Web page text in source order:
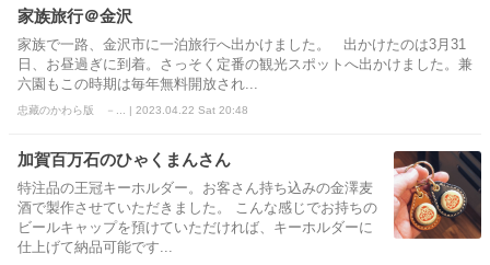
家族旅行＠金沢
家族で一路、金沢市に一泊旅行へ出かけました。 出かけたのは3月31
日、お昼過ぎに到着。さっそく定番の観光スポットへ出かけました。兼
六園もこの時期は毎年無料開放され...
忠藏のかわら版 －... | 2023.04.22 Sat 20:48
加賀百万石のひゃくまんさん
特注品の王冠キーホルダー。お客さん持ち込みの金澤麦
酒で製作させていただきました。 こんな感じでお持ちの
ビールキャップを預けていただければ、キーホルダーに
仕上げて納品可能です...